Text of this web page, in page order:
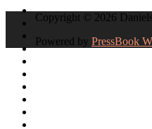
Copyright © 2026
Powered by PressBook